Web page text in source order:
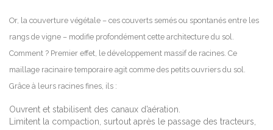
Or, la couverture végétale – ces couverts semés ou spontanés entre les
rangs de vigne – modifie profondément cette architecture du sol.
Comment ? Premier effet, le développement massif de racines. Ce
maillage racinaire temporaire agit comme des petits ouvriers du sol.
Grâce à leurs racines fines, ils :
Ouvrent et stabilisent des canaux d’aération.
Limitent la compaction, surtout après le passage des tracteurs,